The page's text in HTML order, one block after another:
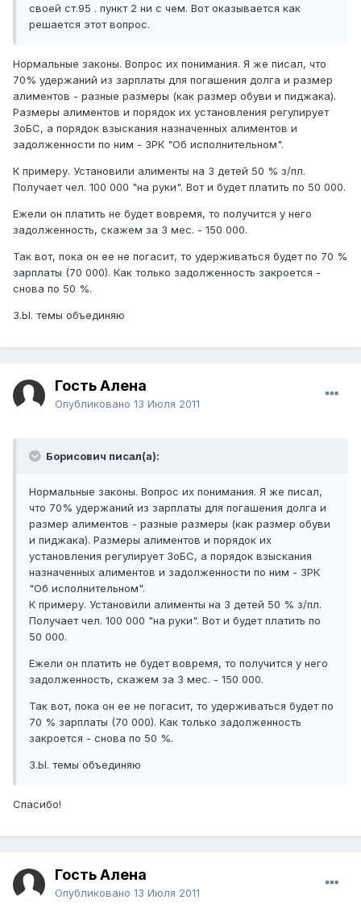
своей ст.95 . пункт 2 ни с чем. Вот оказывается как
решается этот вопрос.
Нормальные законы. Вопрос их понимания. Я же писал, что
70% удержаний из зарплаты для погашения долга и размер
алиментов - разные размеры (как размер обуви и пиджака).
Размеры алиментов и порядок их установления регулирует
ЗоБС, а порядок взыскания назначенных алиментов и
задолженности по ним - ЗРК "Об исполнительном".
К примеру. Установили алименты на 3 детей 50 % з/пл.
Получает чел. 100 000 "на руки". Вот и будет платить по 50 000.
Ежели он платить не будет вовремя, то получится у него
задолженность, скажем за 3 мес. - 150 000.
Так вот, пока он ее не погасит, то удерживаться будет по 70 %
зарплаты (70 000). Как только задолженность закроется -
снова по 50 %.
З.Ы. темы объединяю
Гость Алена
Опубликовано 13 Июля 2011
Борисович писал(а):
Нормальные законы. Вопрос их понимания. Я же писал,
что 70% удержаний из зарплаты для погашения долга и
размер алиментов - разные размеры (как размер обуви
и пиджака). Размеры алиментов и порядок их
установления регулирует ЗоБС, а порядок взыскания
назначенных алиментов и задолженности по ним - ЗРК
"Об исполнительном".
К примеру. Установили алименты на 3 детей 50 % з/пл.
Получает чел. 100 000 "на руки". Вот и будет платить по
50 000.
Ежели он платить не будет вовремя, то получится у него
задолженность, скажем за 3 мес. - 150 000.
Так вот, пока он ее не погасит, то удерживаться будет по
70 % зарплаты (70 000). Как только задолженность
закроется - снова по 50 %.
З.Ы. темы объединяю
Спасибо!
Гость Алена
Опубликовано 13 Июля 2011